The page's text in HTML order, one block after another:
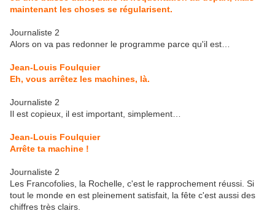
maintenant les choses se régularisent.
Journaliste 2
Alors on va pas redonner le programme parce qu'il est…
Jean-Louis Foulquier
Eh, vous arrêtez les machines, là.
Journaliste 2
Il est copieux, il est important, simplement…
Jean-Louis Foulquier
Arrête ta machine !
Journaliste 2
Les Francofolies, la Rochelle, c'est le rapprochement réussi. Si
tout le monde en est pleinement satisfait, la fête c'est aussi des
chiffres très clairs.